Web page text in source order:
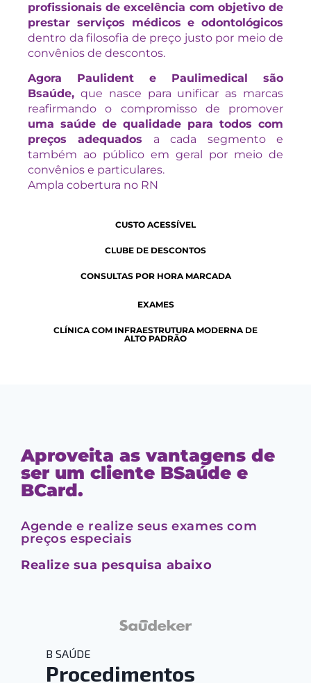
profissionais de excelência com objetivo de
prestar serviços médicos e odontológicos
dentro da filosofia de preço justo por meio de
convênios de descontos.
Agora Paulident e Paulimedical são
Bsaúde, que nasce para unificar as marcas
reafirmando o compromisso de promover
uma saúde de qualidade para todos com
preços adequados a cada segmento e
também ao público em geral por meio de
convênios e particulares.
Ampla cobertura no RN
CUSTO ACESSÍVEL
CLUBE DE DESCONTOS
CONSULTAS POR HORA MARCADA
EXAMES
CLÍNICA COM INFRAESTRUTURA MODERNA DE
ALTO PADRÃO
Aproveita as vantagens de
ser um cliente BSaúde e
BCard.
Agende e realize seus exames com
preços especiais
Realize sua pesquisa abaixo